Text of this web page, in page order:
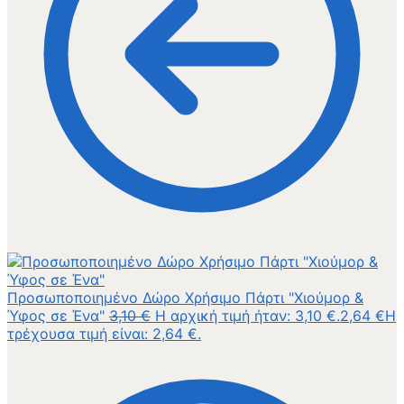
Προσωποποιημένο Δώρο Χρήσιμο Πάρτι "Χιούμορ &
Ύφος σε Ένα" 3,10€ Η αρχική τιμή ήταν: 3,10 €.2,64 €Η
τρέχουσα τιμή είναι: 2,64 €.